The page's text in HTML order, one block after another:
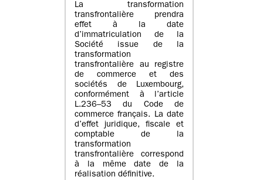
La transformation
transfrontalière prendra
effet à la date
d’immatriculation de la
Société issue de la
transformation
transfrontalière au registre
de commerce et des
sociétés de Luxembourg,
conformément à l’article
L.236–53 du Code de
commerce français. La date
d’effet juridique, fiscale et
comptable de la
transformation
transfrontalière correspond
à la même date de la
réalisation définitive.